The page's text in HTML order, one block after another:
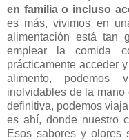
en familia o incluso
es más, vivimos en
alimentación está tan
emplear la comida
prácticamente acceder
alimento, podemos
inolvidables de la mano
definitiva, podemos
es ahí, donde nuestro
Esos sabores y olores